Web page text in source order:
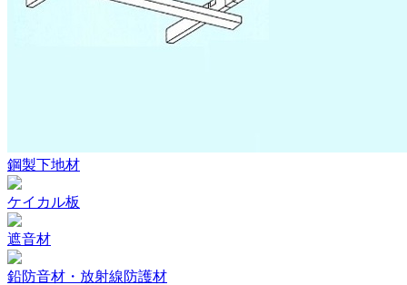
鋼製下地材
ケイカル板
遮音材
鉛防音材・放射線防護材